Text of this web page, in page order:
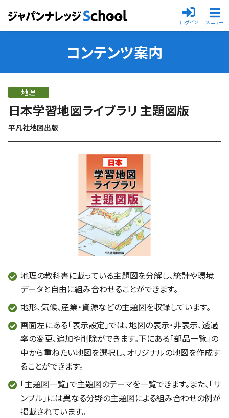
メニュー
ログイン
コンテンツ案内
地理
日本学習地図ライブラリ 主題図版
平凡社地図出版
地理の教科書に載っている主題図を分解し、統計や環境
データと自由に組み合わせることができます。
地形、気候、産業・資源などの主題図を収録しています。
画面左にある「表示設定」では、地図の表示・非表示、透過
率の変更、追加や削除ができます。下にある「部品一覧」の
中から重ねたい地図を選択し、オリジナルの地図を作成す
ることができます。
「主題図一覧」で主題図のテーマを一覧できます。また、「サ
ンプル」には異なる分野の主題図による組み合わせの例が
掲載されています。